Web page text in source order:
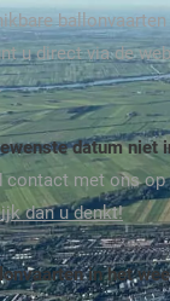
u direct via de
datum niet
contact met ons
dan u denkt!
in het